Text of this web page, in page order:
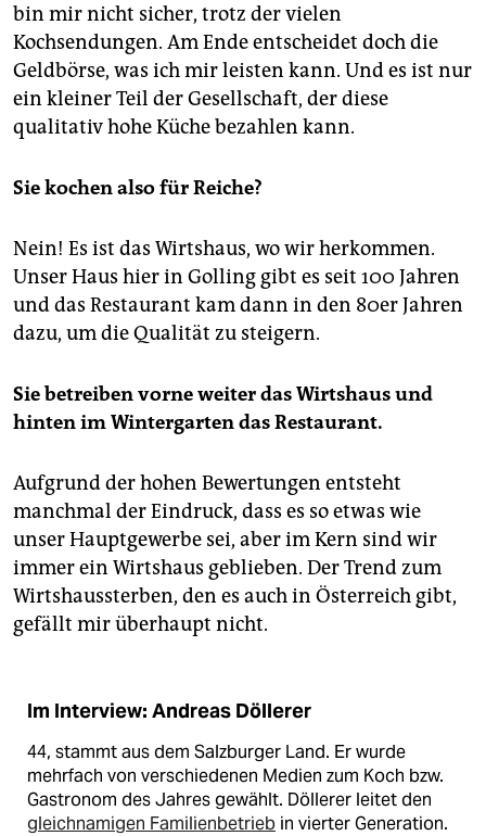
bin mir nicht sicher, trotz der vielen
Kochsendungen. Am Ende entscheidet doch die
Geldbörse, was ich mir leisten kann. Und es ist nur
ein kleiner Teil der Gesellschaft, der diese
qualitativ hohe Küche bezahlen kann.
Sie kochen also für Reiche?
Nein! Es ist das Wirtshaus, wo wir herkommen.
Unser Haus hier in Golling gibt es seit 100 Jahren
und das Restaurant kam dann in den 80er Jahren
dazu, um die Qualität zu steigern.
Sie betreiben vorne weiter das Wirtshaus und
hinten im Wintergarten das Restaurant.
Aufgrund der hohen Bewertungen entsteht
manchmal der Eindruck, dass es so etwas wie
unser Hauptgewerbe sei, aber im Kern sind wir
immer ein Wirtshaus geblieben. Der Trend zum
Wirtshaussterben, den es auch in Österreich gibt,
gefällt mir überhaupt nicht.
Im Interview: Andreas Döllerer
44, stammt aus dem Salzburger Land. Er wurde
mehrfach von verschiedenen Medien zum Koch bzw.
Gastronom des Jahres gewählt. Döllerer leitet den
gleichnamigen Familienbetrieb in vierter Generation.